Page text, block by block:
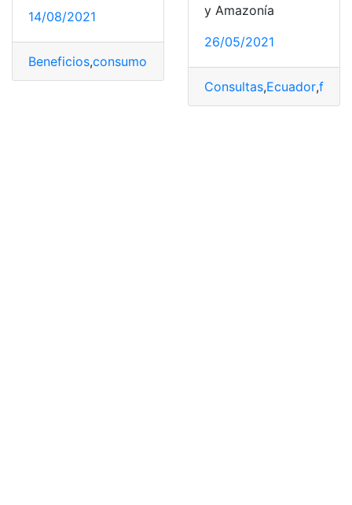
14/08/2021
Beneficios,consumo
y Amazonía
26/05/2021
Consultas,Ecuador,